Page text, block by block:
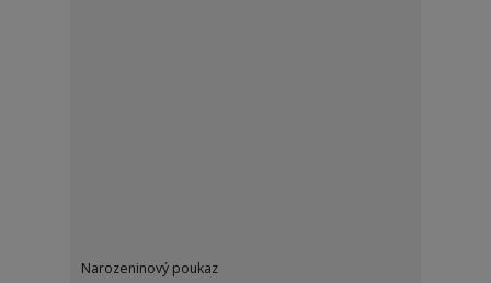
Narozeninový poukaz